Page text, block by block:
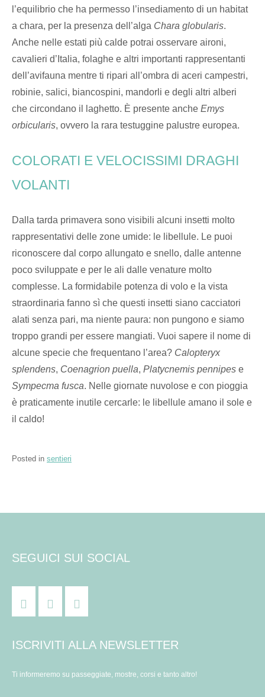
l’equilibrio che ha permesso l’insediamento di un habitat
a chara, per la presenza dell’alga Chara globularis.
Anche nelle estati più calde potrai osservare aironi,
cavalieri d’Italia, folaghe e altri importanti rappresentanti
dell’avifauna mentre ti ripari all’ombra di aceri campestri,
robinie, salici, biancospini, mandorli e degli altri alberi
che circondano il laghetto. È presente anche Emys
orbicularis, ovvero la rara testuggine palustre europea.
COLORATI E VELOCISSIMI DRAGHI
VOLANTI
Dalla tarda primavera sono visibili alcuni insetti molto
rappresentativi delle zone umide: le libellule. Le puoi
riconoscere dal corpo allungato e snello, dalle antenne
poco sviluppate e per le ali dalle venature molto
complesse. La formidabile potenza di volo e la vista
straordinaria fanno sì che questi insetti siano cacciatori
alati senza pari, ma niente paura: non pungono e siamo
troppo grandi per essere mangiati. Vuoi sapere il nome di
alcune specie che frequentano l’area? Calopteryx
splendens, Coenagrion puella, Platycnemis pennipes e
Sympecma fusca. Nelle giornate nuvolose e con pioggia
è praticamente inutile cercarle: le libellule amano il sole e
il caldo!
Posted in sentieri
SEGUICI SUI SOCIAL
ISCRIVITI ALLA NEWSLETTER
Ti informeremo su passeggiate, mostre, corsi e tanto altro!